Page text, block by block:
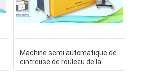
Machine semi automatique de
cintreuse de rouleau de la
machine à cintrer OR de